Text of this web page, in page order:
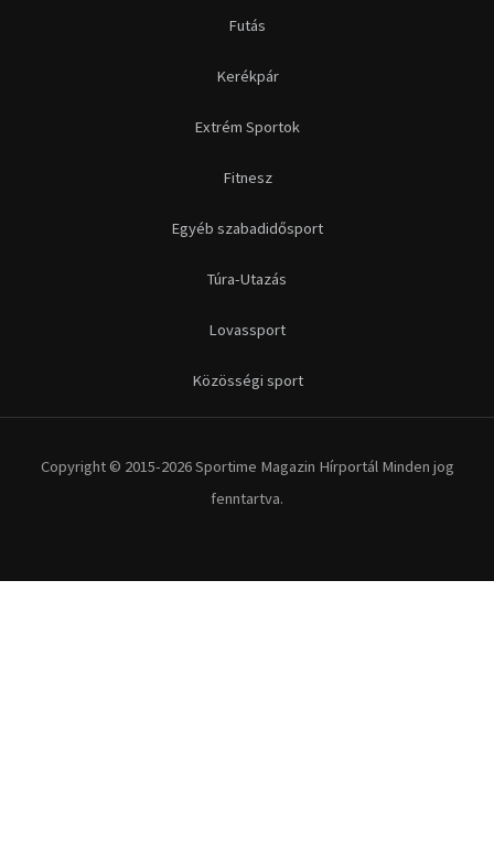
Futás
Kerékpár
Extrém Sportok
Fitnesz
Egyéb szabadidősport
Túra-Utazás
Lovassport
Közösségi sport
Copyright © 2015-2026 Sportime Magazin Hírportál Minden jog
fenntartva.